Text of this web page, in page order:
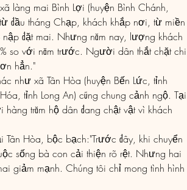
làng mai Bình Lợi (huyện Bình Chánh,
đầu tháng Chạp, khách khắp nơi, từ miền
đặt mai. Nhưng năm nay, lượng khách
so với năm trước. Người dân thắt chặt chi
hẳn."
như xã Tân Hòa (huyện Bến Lức, tỉnh
tỉnh Long An) cũng chung cảnh ngộ. Tại
trăm hộ dân đang chật vật vì khách
Tân Hòa, bộc bạch:"Trước đây, khi chuyển
sống bà con cải thiện rõ rệt. Nhưng hai
giảm mạnh. Chúng tôi chỉ mong tình hình